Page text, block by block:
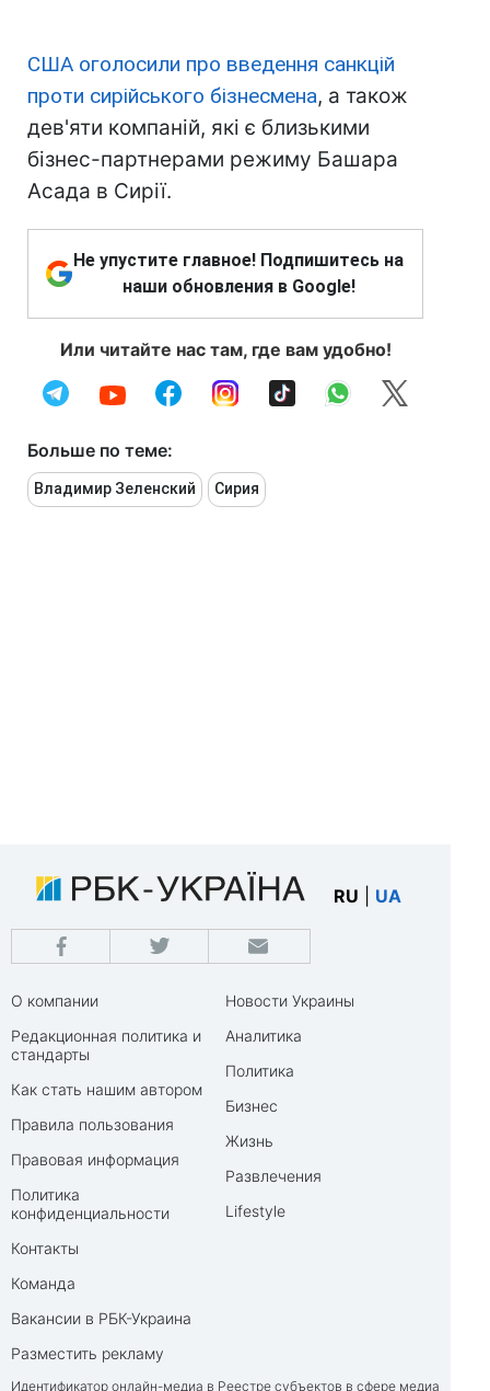
США оголосили про введення санкцій
проти сирійського бізнесмена, а також
дев'яти компаній, які є близькими
бізнес-партнерами режиму Башара
Асада в Сирії.
Не упустите главное! Подпишитесь на
наши обновления в Google!
Или читайте нас там, где вам удобно!
Больше по теме:
Владимир Зеленский Сирия
RU UA
О компании
Редакционная политика и
стандарты
Как стать нашим автором
Правила пользования
Правовая информация
Политика
конфиденциальности
Контакты
Команда
Вакансии в РБК-Украина
Разместить рекламу
Новости Украины
Аналитика
Политика
Бизнес
Жизнь
Развлечения
Lifestyle
Идентификатор онлайн-медиа в Реестре субъектов в сфере медиа